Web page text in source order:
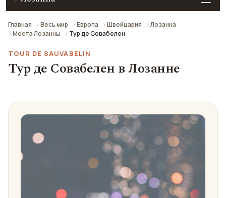
Главная Весь мир Европа Швейцария
Лозанна
Места Лозанны
Тур де Совабелен
TOUR DE SAUVABELIN
Тур де Совабелен в Лозанне